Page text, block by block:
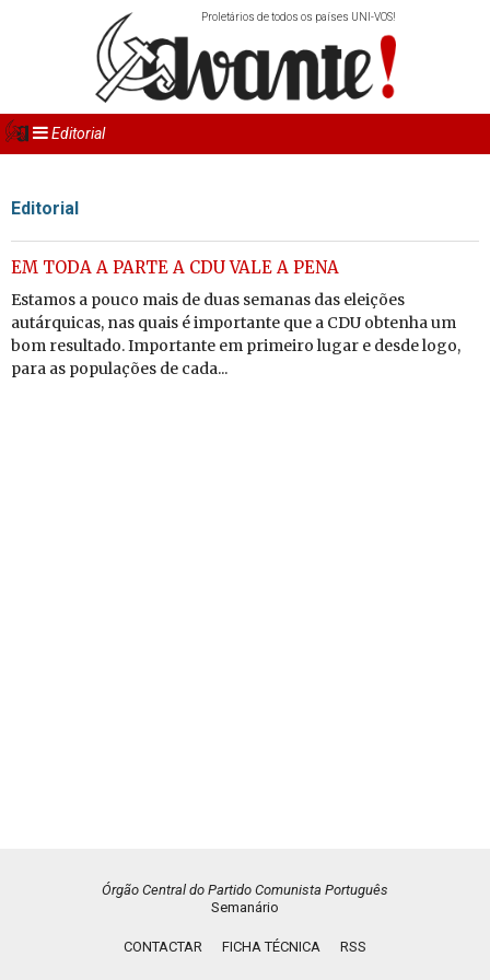
Proletários de todos os países UNI-VOS!
Editorial
Editorial
EM TODA A PARTE A CDU VALE A PENA
Estamos a pouco mais de duas semanas das eleições
autárquicas, nas quais é importante que a CDU obtenha um
bom resultado. Importante em primeiro lugar e desde logo,
para as populações de cada...
Órgão Central do Partido Comunista Português
Semanário
CONTACTAR FICHA TÉCNICA RSS